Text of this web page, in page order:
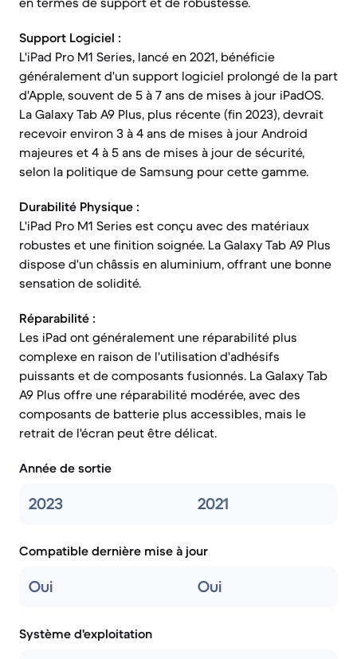
Support Logiciel :
L'iPad Pro M1 Series, lancé en 2021, bénéficie
généralement d'un support logiciel prolongé de la part
d'Apple, souvent de 5 à 7 ans de mises à jour iPadOS.
La Galaxy Tab A9 Plus, plus récente (fin 2023), devrait
recevoir environ 3 à 4 ans de mises à jour Android
majeures et 4 à 5 ans de mises à jour de sécurité,
selon la politique de Samsung pour cette gamme.
Durabilité Physique :
L'iPad Pro M1 Series est conçu avec des matériaux
robustes et une finition soignée. La Galaxy Tab A9 Plus
dispose d'un châssis en aluminium, offrant une bonne
sensation de solidité.
Réparabilité :
Les iPad ont généralement une réparabilité plus
complexe en raison de l'utilisation d'adhésifs
puissants et de composants fusionnés. La Galaxy Tab
A9 Plus offre une réparabilité modérée, avec des
composants de batterie plus accessibles, mais le
retrait de l'écran peut être délicat.
Année de sortie
2023 2021
Compatible dernière mise à jour
Oui Oui
Système d'exploitation